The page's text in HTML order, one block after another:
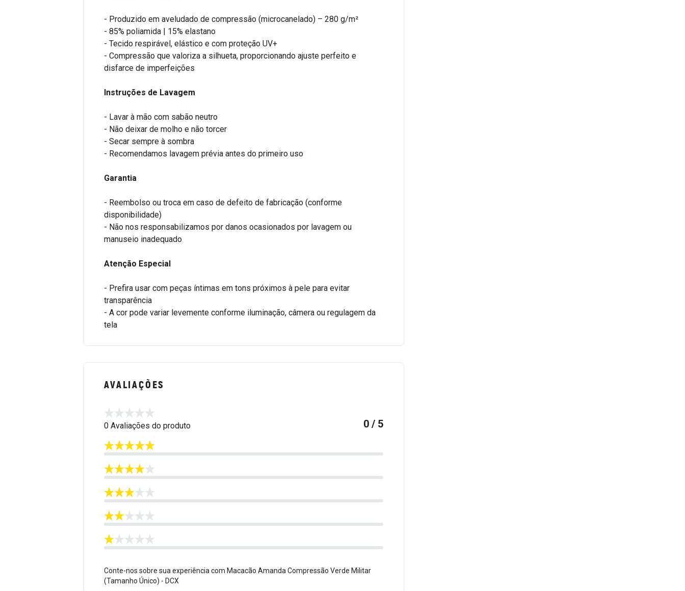
- Produzido em aveludado de compressão (microcanelado) – 280 g/m²
- 85% poliamida | 15% elastano
- Tecido respirável, elástico e com proteção UV+
- Compressão que valoriza a silhueta, proporcionando ajuste perfeito e
disfarce de imperfeições
Instruções de Lavagem
- Lavar à mão com sabão neutro
- Não deixar de molho e não torcer
- Secar sempre à sombra
- Recomendamos lavagem prévia antes do primeiro uso
Garantia
- Reembolso ou troca em caso de defeito de fabricação (conforme
disponibilidade)
- Não nos responsabilizamos por danos ocasionados por lavagem ou
manuseio inadequado
Atenção Especial
- Prefira usar com peças íntimas em tons próximos à pele para evitar
transparência
- A cor pode variar levemente conforme iluminação, câmera ou regulagem da
tela
AVALIAÇÕES
0 Avaliações do produto 0 / 5
Conte-nos sobre sua experiência com Macacão Amanda Compressão Verde Militar
(Tamanho Único) - DCX